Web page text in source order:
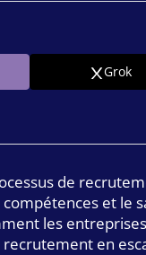
Grok
de
et le
les
en